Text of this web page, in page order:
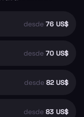
desde 76 US$
desde 70 US$
desde 82 US$
desde 83 US$